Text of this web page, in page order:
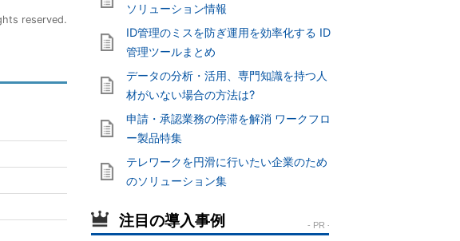
reserved.
ソリューション情報
ID管理のミスを防ぎ運用を効率化する ID
管理ツールまとめ
データの分析・活用、専門知識を持つ人
材がいない場合の方法は?
申請・承認業務の停滞を解消 ワークフロ
ー製品特集
テレワークを円滑に行いたい企業のため
のソリューション集